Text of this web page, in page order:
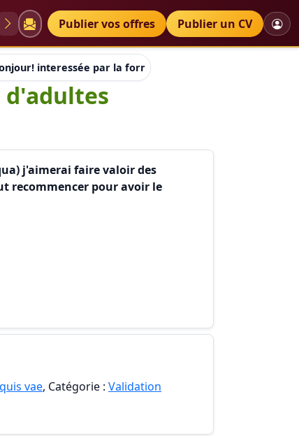
Diplômes Petites annonces
Publier vos offres Publier un CV
interessée par la formation de formateur
j'aimerai faire valoir des
recommencer pour avoir le
vae, Catégorie : Validation